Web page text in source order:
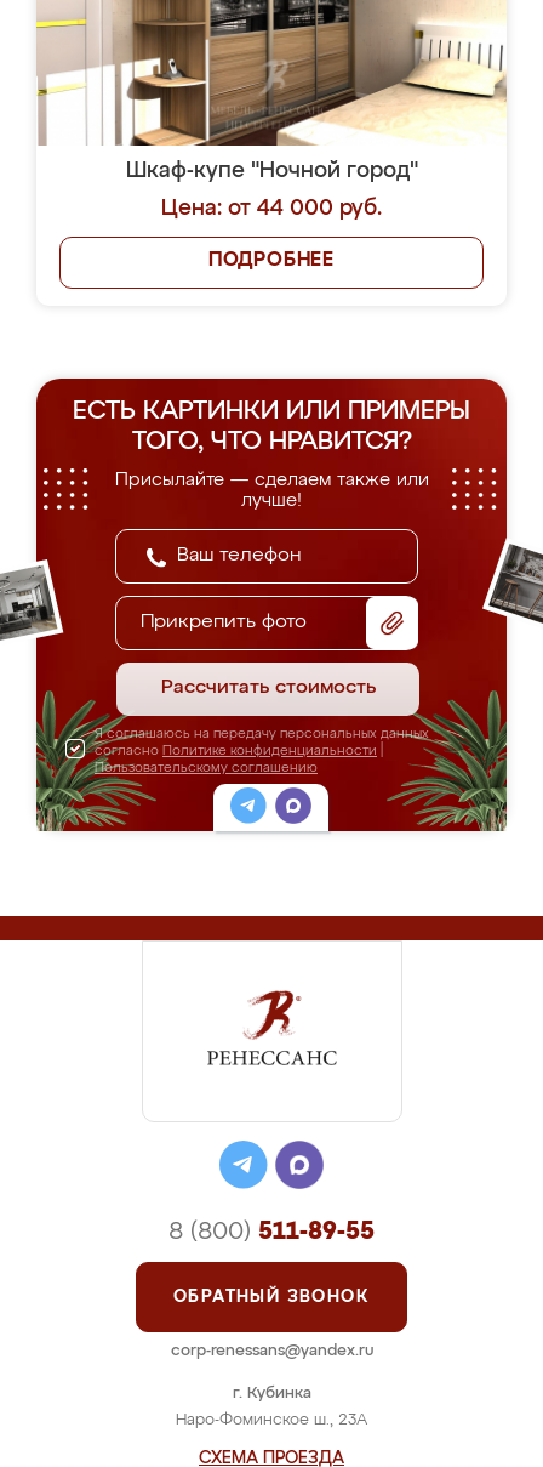
Шкаф-купе "Ночной город"
Цена: от 44 000 руб.
ПОДРОБНЕЕ
ЕСТЬ КАРТИНКИ ИЛИ ПРИМЕРЫ
ТОГО, ЧТО НРАВИТСЯ?
Присылайте — сделаем также или
лучше!
Прикрепить фото
Рассчитать стоимость
Я соглашаюсь на передачу персональных данных
согласно Политике конфиденциальности
Пользовательскому соглашению
г. Кубинка
Наро-Фоминское ш., 23А
СХЕМА ПРОЕЗДА
8 (800) 511-89-55
ОБРАТНЫЙ ЗВОНОК
corp-renessans@yandex.ru